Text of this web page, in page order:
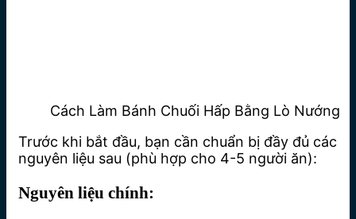
Cách Làm Bánh Chuối Hấp Bằng Lò Nướng
Trước khi bắt đầu, bạn cần chuẩn bị đầy đủ các
nguyên liệu sau (phù hợp cho 4-5 người ăn):
Nguyên liệu chính: